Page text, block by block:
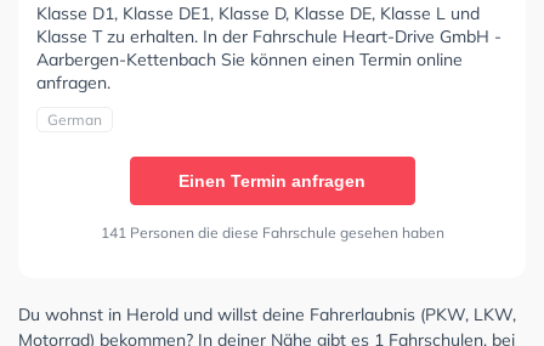
Klasse D1, Klasse DE1, Klasse D, Klasse DE, Klasse L und
Klasse T zu erhalten. In der Fahrschule Heart-Drive GmbH -
Aarbergen-Kettenbach Sie können einen Termin online
anfragen.
German
Einen Termin anfragen
141 Personen die diese Fahrschule gesehen haben
Du wohnst in Herold und willst deine Fahrerlaubnis (PKW, LKW,
Motorrad) bekommen? In deiner Nähe gibt es 1 Fahrschulen, bei